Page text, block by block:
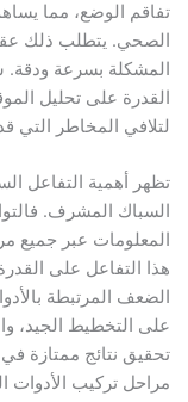
تفاقم الوضع، مما
الصحي. يتطلب ذلك
المشكلة بسرعة
القدرة على تحليل
لتلافي المخاطر التي
تظهر أهمية التفاعل
السباك المشرف.
المعلومات عبر جميع
هذا التفاعل على
الضعف المرتبطة
على التخطيط الجيد،
تحقيق نتائج ممتازة
مراحل تركيب الأدوات